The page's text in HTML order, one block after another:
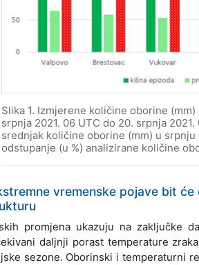
Slika 1. Izmjerene količine oborine
srpnja 2021. 06 UTC do 20. srpnja
srednjak količine oborine (mm) u srpnju
odstupanje (u %) analizirane količine
vremenske pojave bit
promjena ukazuju na zaključke
daljnji porast temperature
sezone. Oborinski i temperaturni